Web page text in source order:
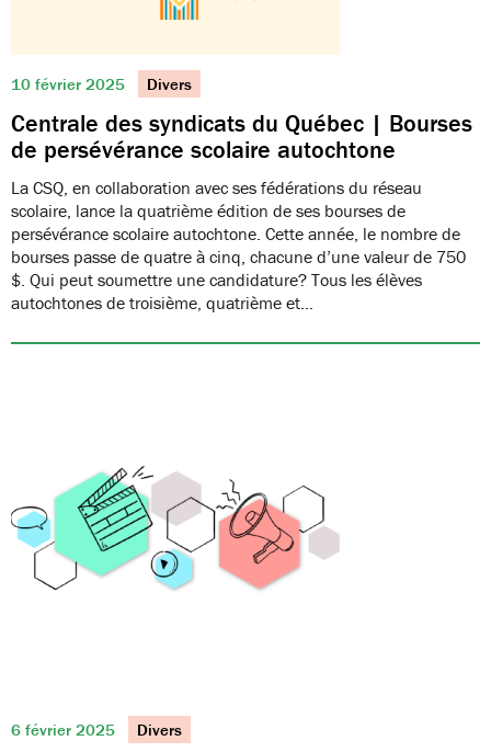
10 février 2025 Divers
Centrale des syndicats du Québec | Bourses
de persévérance scolaire autochtone
La CSQ, en collaboration avec ses fédérations du réseau
scolaire, lance la quatrième édition de ses bourses de
persévérance scolaire autochtone. Cette année, le nombre de
bourses passe de quatre à cinq, chacune d’une valeur de 750
$. Qui peut soumettre une candidature? Tous les élèves
autochtones de troisième, quatrième et…
6 février 2025 Divers